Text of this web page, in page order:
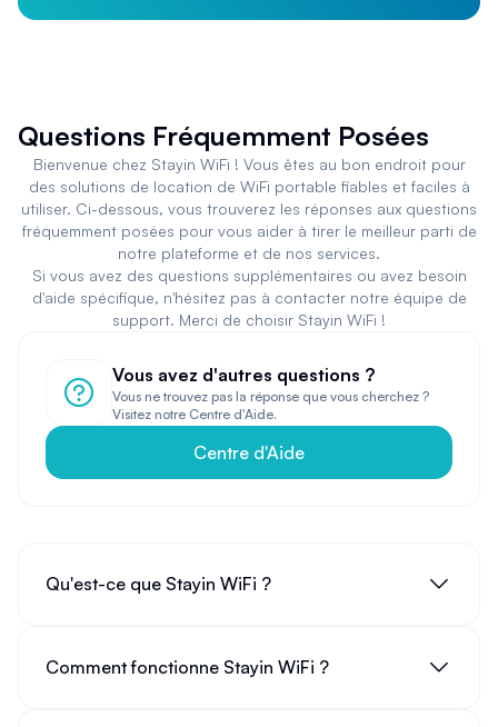
Questions Fréquemment Posées
Bienvenue chez Stayin WiFi ! Vous êtes au bon endroit pour
des solutions de location de WiFi portable fiables et faciles à
utiliser. Ci-dessous, vous trouverez les réponses aux questions
fréquemment posées pour vous aider à tirer le meilleur parti de
notre plateforme et de nos services.
Si vous avez des questions supplémentaires ou avez besoin
d'aide spécifique, n'hésitez pas à contacter notre équipe de
support. Merci de choisir Stayin WiFi !
Vous avez d'autres questions ?
Vous ne trouvez pas la réponse que vous cherchez ?
Visitez notre Centre d'Aide.
Centre d'Aide
Qu'est-ce que Stayin WiFi ?
Comment fonctionne Stayin WiFi ?